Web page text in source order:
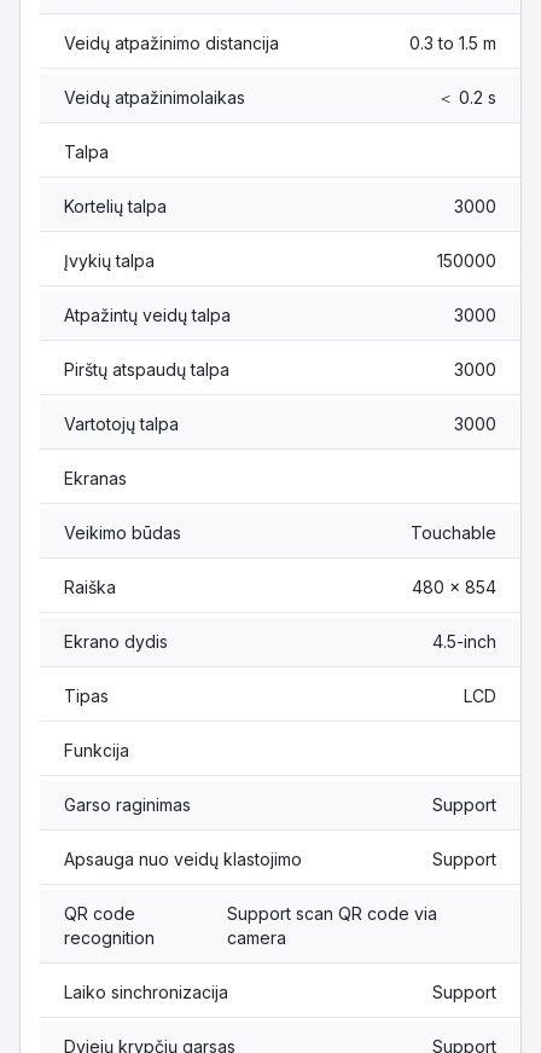
Veidų atpažinimo distancija 0.3 to 1.5 m
Veidų atpažinimolaikas ＜ 0.2 s
Talpa
Kortelių talpa 3000
Įvykių talpa 150000
Atpažintų veidų talpa 3000
Pirštų atspaudų talpa 3000
Vartotojų talpa 3000
Ekranas
Veikimo būdas Touchable
Raiška 480 × 854
Ekrano dydis 4.5-inch
Tipas LCD
Funkcija
Garso raginimas Support
Apsauga nuo veidų klastojimo Support
QR code
recognition
Support scan QR code via
camera
Laiko sinchronizacija Support
Dviejų krypčių garsas Support